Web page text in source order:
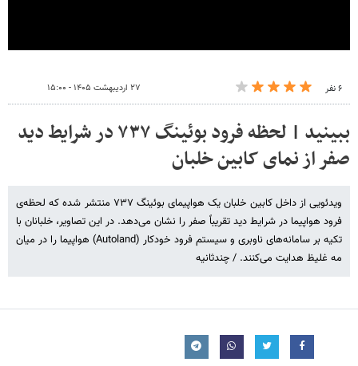
۶ نفر ۲۷ اردیبهشت ۱۴۰۵ - ۱۵:۰۰
ببینید | لحظه فرود بوئینگ ۷۳۷ در شرایط دید
صفر از نمای کابین خلبان
ویدئویی از داخل کابین خلبان یک هواپیمای بوئینگ ۷۳۷ منتشر شده که لحظه‌ی
فرود هواپیما در شرایط دید تقریباً صفر را نشان می‌دهد. در این تصاویر، خلبانان با
تکیه بر سامانه‌های ناوبری و سیستم فرود خودکار (Autoland) هواپیما را در میان
مه غلیظ هدایت می‌کنند. / چندثانیه